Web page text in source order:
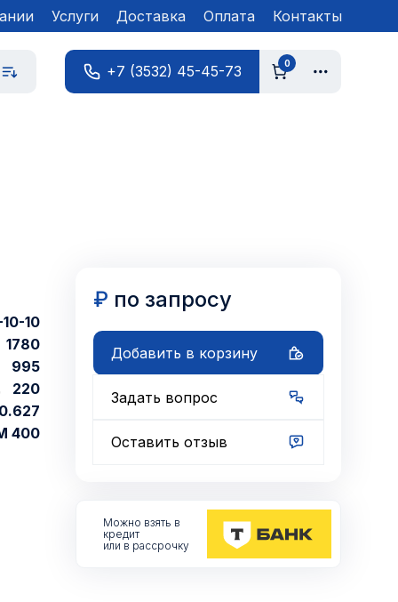
Услуги Доставка Оплата Контакты
+7 (3532) 45-45-73 0
10
1780
995
220
0.627
400
₽ по запросу
Добавить в корзину
Задать вопрос
Оставить отзыв
Можно взять в
кредит
или в рассрочку